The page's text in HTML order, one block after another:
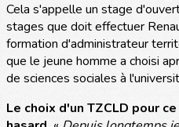
Cela s'appelle un stage
stages que doit effectuer
formation d'administrateur
que le jeune homme a choisi
de sciences sociales à
Le choix d'un TZCLD pour